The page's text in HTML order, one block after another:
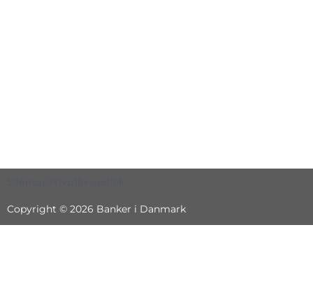
Copyright © 2026 Banker i Danmark